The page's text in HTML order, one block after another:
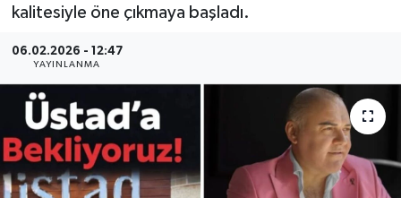
kalitesiyle öne çıkmaya başladı.
06.02.2026 - 12:47
YAYINLANMA